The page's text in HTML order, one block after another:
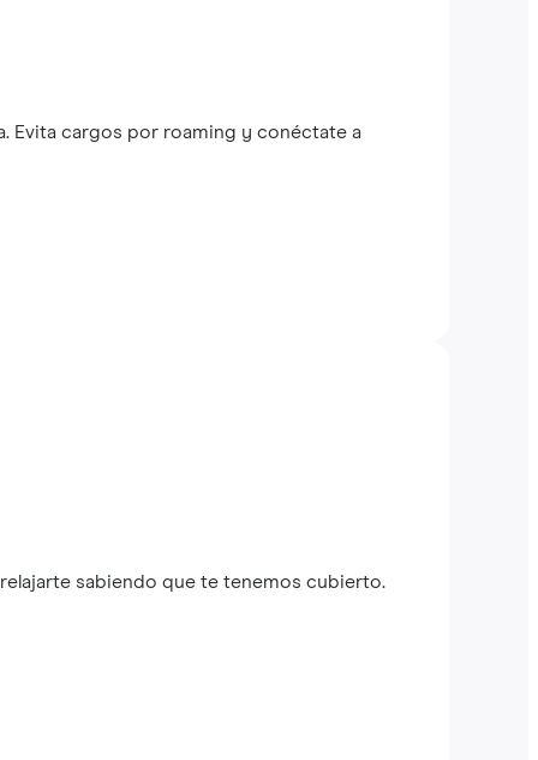
Evita cargos por roaming y conéctate a
sabiendo que te tenemos cubierto.